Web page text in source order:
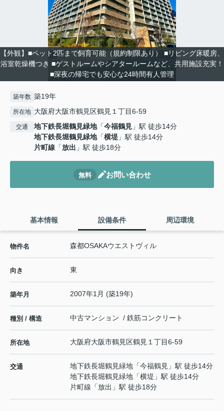
【外観】■ペット2匹まで飼育可能（規約制限あり） ■リビング床暖房、
浴室乾燥機つき ■ゲストルームやシアタールームなど、共用施設充実！
■深夜の帰宅でも安心な24時間有人管理
築年数 築19年
所在地 大阪府大阪市鶴見区鶴見１丁目6-59
交通 地下鉄長堀鶴見緑地「今福鶴見 」駅 徒歩14分
地下鉄長堀鶴見緑地「横堤 」駅 徒歩14分
片町線 「放出 」駅 徒歩18分
無料 お問い合わせ
基本情報 設備条件 周辺環境
物件名 森都OSAKAウエストヴィル
向き 東
築年月 2007年1月 (築19年)
種別 / 構造 中古マンション / 鉄筋コンクリート
所在地 大阪府大阪市鶴見区鶴見１丁目6-59
交通 地下鉄長堀鶴見緑地 「今福鶴見 」駅 徒歩14分
地下鉄長堀鶴見緑地 「横堤 」駅 徒歩14分
片町線 「放出 」駅 徒歩18分